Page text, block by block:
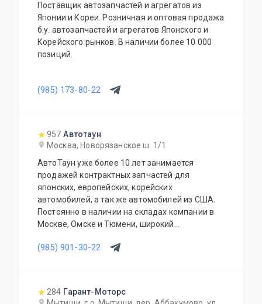
и продукцию. Квалифицированные
специалисты. Мы работаем для Вас каждый
день.
Поставщик автозапчастей и агрегатов из
Японии и Кореи. Розничная и оптовая продажа
б.у. автозапчастей и агрегатов Японского и
Корейского рынков. В наличии более 10 000
позиций.
(985) 173-80-22
957 Автотаун
Москва, Новорязанское ш. 1/1
АвтоТаун уже более 10 лет занимается
продажей контрактных запчастей для
японских, европейских, корейских
автомобилей, а так же автомобилей из США.
Постоянно в наличии на складах компании в
Москве, Омске и Тюмени, широкий
более 150000 наименований. Все запчасти,
(985) 901-30-22
284 Гарант-Моторс